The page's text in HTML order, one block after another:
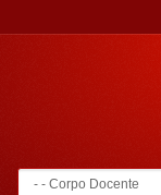
Go to: